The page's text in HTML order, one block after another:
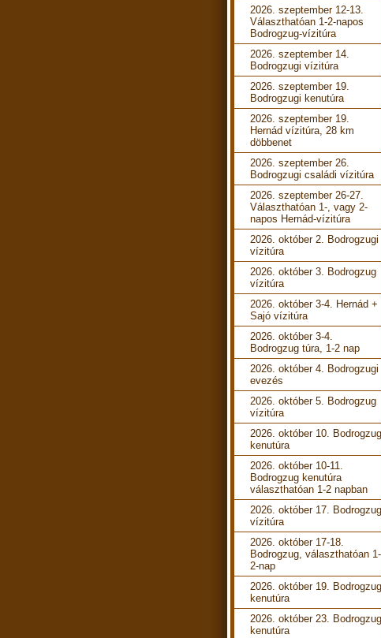
2026. szeptember 12-13.
Választhatóan 1-2-napos
Bodrogzug-vízitúra
2026. szeptember 14.
Bodrogzugi vízitúra
2026. szeptember 19.
Bodrogzugi kenutúra
2026. szeptember 19.
Hernád vízitúra, 28 km
döbbenet
2026. szeptember 26.
Bodrogzugi családi vízitúra
2026. szeptember 26-27.
Választhatóan 1-, vagy 2-
napos Hernád-vízitúra
2026. október 2. Bodrogzugi
vízitúra
2026. október 3. Bodrogzug
vízitúra
2026. október 3-4. Hernád +
Sajó vízitúra
2026. október 3-4.
Bodrogzug túra, 1-2 nap
2026. október 4. Bodrogzugi
evezés
2026. október 5. Bodrogzug
vízitúra
2026. október 10. Bodrogzug
kenutúra
2026. október 10-11.
Bodrogzug kenutúra
választhatóan 1-2 napban
2026. október 17.
vízitúra
2026. október 17-18.
Bodrogzug, választhatóan 1-
2-nap
2026. október 19. Bodrogzug
kenutúra
2026. október 23.
kenutúra